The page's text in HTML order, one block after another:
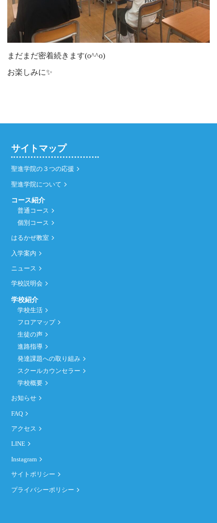
まだまだ密着続きます(o^^o)
お楽しみに✨
サイトマップ
聖進学院の３つの応援
聖進学院について
コース紹介
普通コース
個別コース
はるかぜ教室
入学案内
ニュース
学校説明会
学校紹介
学校生活
フロアマップ
生徒の声
進路指導
発達課題への取り組み
スクールカウンセラー
学校概要
お知らせ
FAQ
アクセス
LINE
Instagram
サイトポリシー
プライバシーポリシー